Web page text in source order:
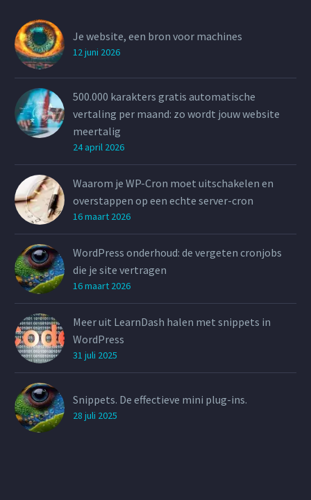
Je website, een bron voor machines
12 juni 2026
500.000 karakters gratis automatische
vertaling per maand: zo wordt jouw website
meertalig
24 april 2026
Waarom je WP-Cron moet uitschakelen en
overstappen op een echte server-cron
16 maart 2026
WordPress onderhoud: de vergeten cronjobs
die je site vertragen
16 maart 2026
Meer uit LearnDash halen met snippets in
WordPress
31 juli 2025
Snippets. De effectieve mini plug-ins.
28 juli 2025